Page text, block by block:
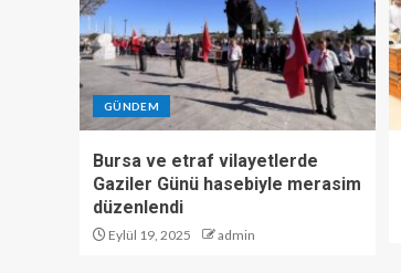
GÜNDEM
Bursa ve etraf vilayetlerde
Gaziler Günü hasebiyle merasim
düzenlendi
Eylül 19, 2025 admin